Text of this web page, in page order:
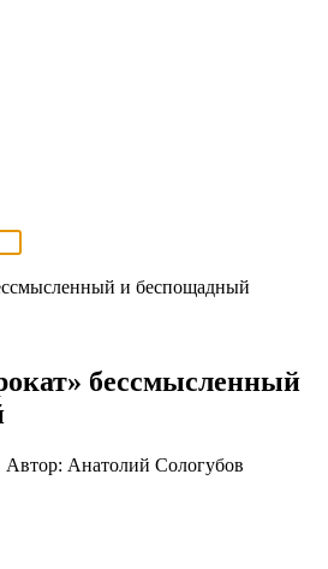
и беспощадный
бессмысленный
Автор: Анатолий Сологубов